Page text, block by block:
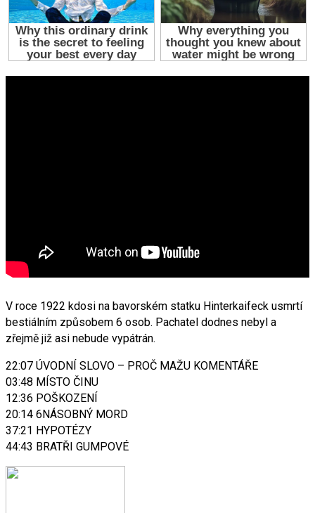
V roce 1922 kdosi na bavorském statku Hinterkaifeck usmrtí
bestiálním způsobem 6 osob. Pachatel dodnes nebyl a
zřejmě již asi nebude vypátrán.
22:07 ÚVODNÍ SLOVO – PROČ MAŽU KOMENTÁŘE
03:48 MÍSTO ČINU
12:36 POŠKOZENÍ
20:14 6NÁSOBNÝ MORD
37:21 HYPOTÉZY
44:43 BRATŘI GUMPOVÉ